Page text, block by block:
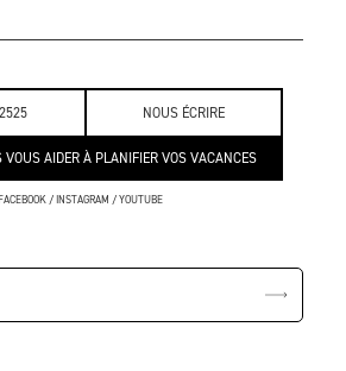
NOUS ÉCRIRE
VOUS AIDER À PLANIFIER VOS VACANCES
/INSTAGRAM /YOUTUBE